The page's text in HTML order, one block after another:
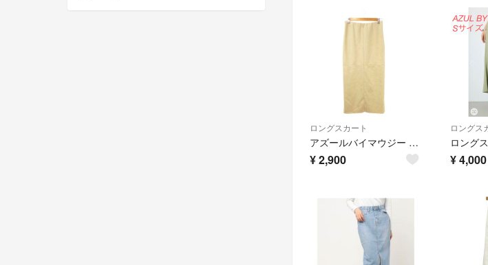
ロングスカート
アズールバイマウジー スカート フェイクスエード バックスリット M ベージュ
¥2,900
ロングス
¥4,000